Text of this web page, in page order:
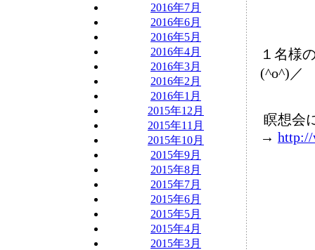
2016年7月
2016年6月
2016年5月
2016年4月
2016年3月
2016年2月
2016年1月
2015年12月
2015年11月
2015年10月
2015年9月
2015年8月
2015年7月
2015年6月
2015年5月
2015年4月
2015年3月
１名様
(^o^)／
瞑想会
→ http://